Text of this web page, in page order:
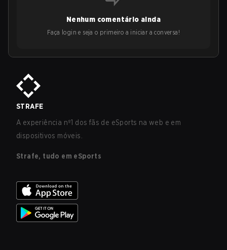
Nenhum comentário ainda
Faça login e seja o primeiro a iniciar a conversa!
STRAFE
A experiência nº1 dos fãs de eSports na web e em
dispositivos móveis.
Strafe, tudo em eSports